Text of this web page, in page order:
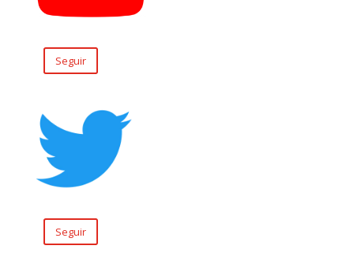
Seguir
Seguir